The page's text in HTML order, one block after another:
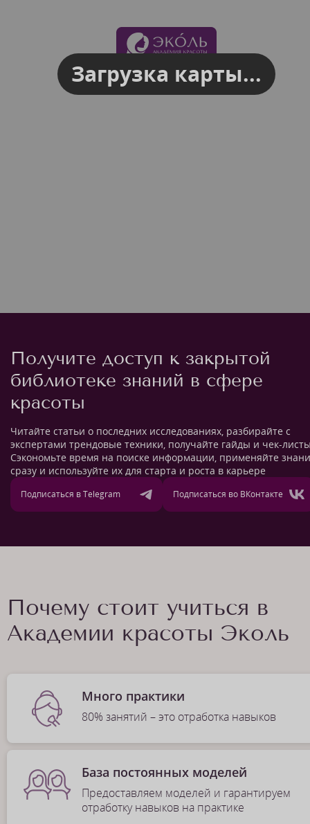
Загрузка карты...
Получите доступ к закрытой
библиотеке знаний в сфере
красоты
Читайте статьи о последних исследованиях, разбирайте с
экспертами трендовые техники, получайте гайды и чек-
Сэкономьте время на поиске информации, применяйте
сразу и используйте их для старта и роста в карьере
Подписаться в Telegram Подписаться во ВКонтакте
Почему стоит учиться в
Академии красоты Эколь
Много практики
80% занятий – это отработка навыков
База постоянных моделей
Предоставляем моделей и гарантируем
отработку навыков на практике